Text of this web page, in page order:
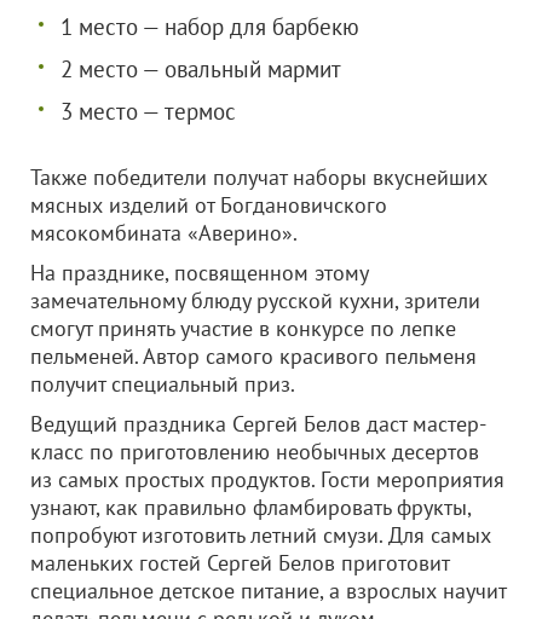
1 место — набор для барбекю
2 место — овальный мармит
3 место — термос
Также победители получат наборы вкуснейших
мясных изделий от Богдановичского
мясокомбината «Аверино».
На празднике, посвященном этому
замечательному блюду русской кухни, зрители
смогут принять участие в конкурсе по лепке
пельменей. Автор самого красивого пельменя
получит специальный приз.
Ведущий праздника Сергей Белов даст мастер-
класс по приготовлению необычных десертов
из самых простых продуктов. Гости мероприятия
узнают, как правильно фламбировать фрукты,
попробуют изготовить летний смузи. Для самых
маленьких гостей Сергей Белов приготовит
специальное детское питание, а взрослых научит